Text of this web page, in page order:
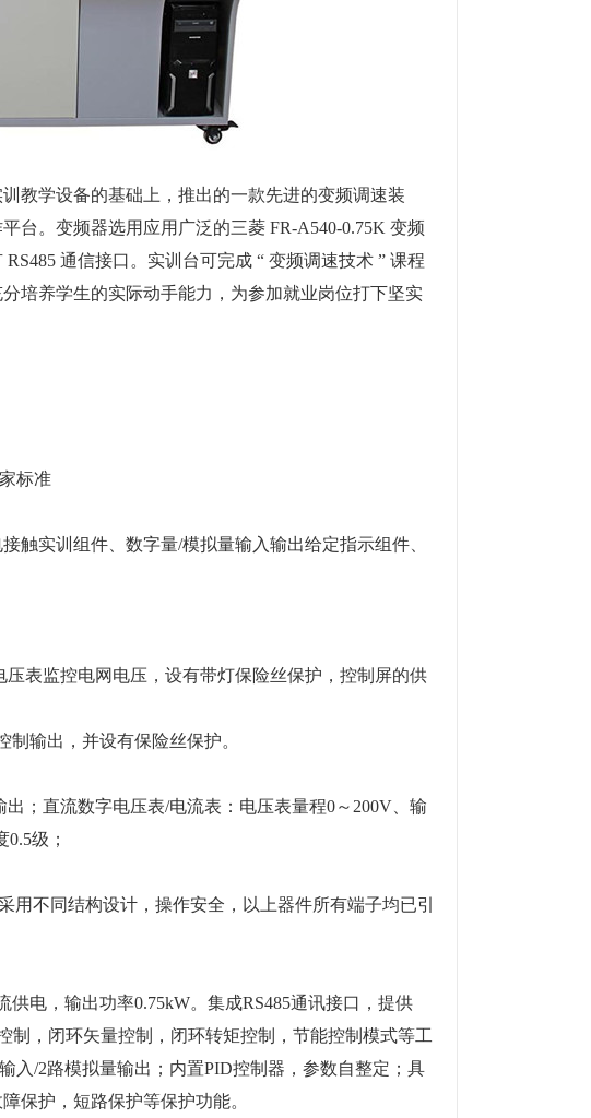
学设备的基础上，推出的一款先进的变频调速装
台。变频器选用应用广泛的三菱 FR-A540-0.75K 变频
通信接口。 实训台可完成 “ 变频调速技术 ” 课程
培养学生的实际动手能力，为参加就业岗位打下坚实
标准
触实训组件、数字量/模拟量输入输出给定指示组件、
表监控电网电压，设有带灯保险丝保护，控制屏的供
输出，并设有保险丝保护。
；直流数字电压表/电流表：电压表量程0～200V、输
级；
不同结构设计，操作安全，以上器件所有端子均已引
电，输出功率0.75kW。集成RS485通讯接口，提供
，闭环矢量控制，闭环转矩控制，节能控制模式等工
入/2路模拟量输出；内置PID控制器，参数自整定；具
保护，短路保护等保护功能。